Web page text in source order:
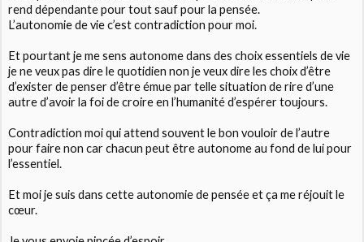
rend dépendante pour tout sauf pour la pensée.
L’autonomie de vie c’est contradiction pour moi.
Et pourtant je me sens autonome dans des choix essentiels de vie
je ne veux pas dire le quotidien non je veux dire les choix d’être
d’exister de penser d’être émue par telle situation de rire d’une
autre d’avoir la foi de croire en l’humanité d’espérer toujours.
Contradiction moi qui attend souvent le bon vouloir de l’autre
pour faire non car chacun peut être autonome au fond de lui pour
l’essentiel.
Et moi je suis dans cette autonomie de pensée et ça me réjouit le
cœur.